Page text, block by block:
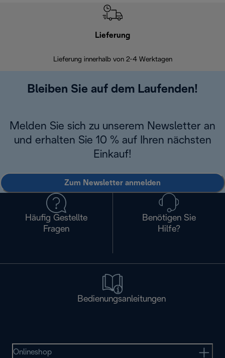
Lieferung
Lieferung innerhalb von 2-4 Werktagen
Bleiben Sie auf dem Laufenden!
Melden Sie sich zu unserem Newsletter an
und erhalten Sie 10 % auf Ihren nächsten
Einkauf!
Zum Newsletter anmelden
Häufig Gestellte
Fragen
Benötigen Sie
Hilfe?
Bedienungsanleitungen
Onlineshop